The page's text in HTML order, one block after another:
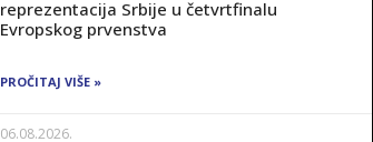
reprezentacija Srbije u četvrtfinalu
Evropskog prvenstva
PROČITAJ VIŠE »
06.08.2026.